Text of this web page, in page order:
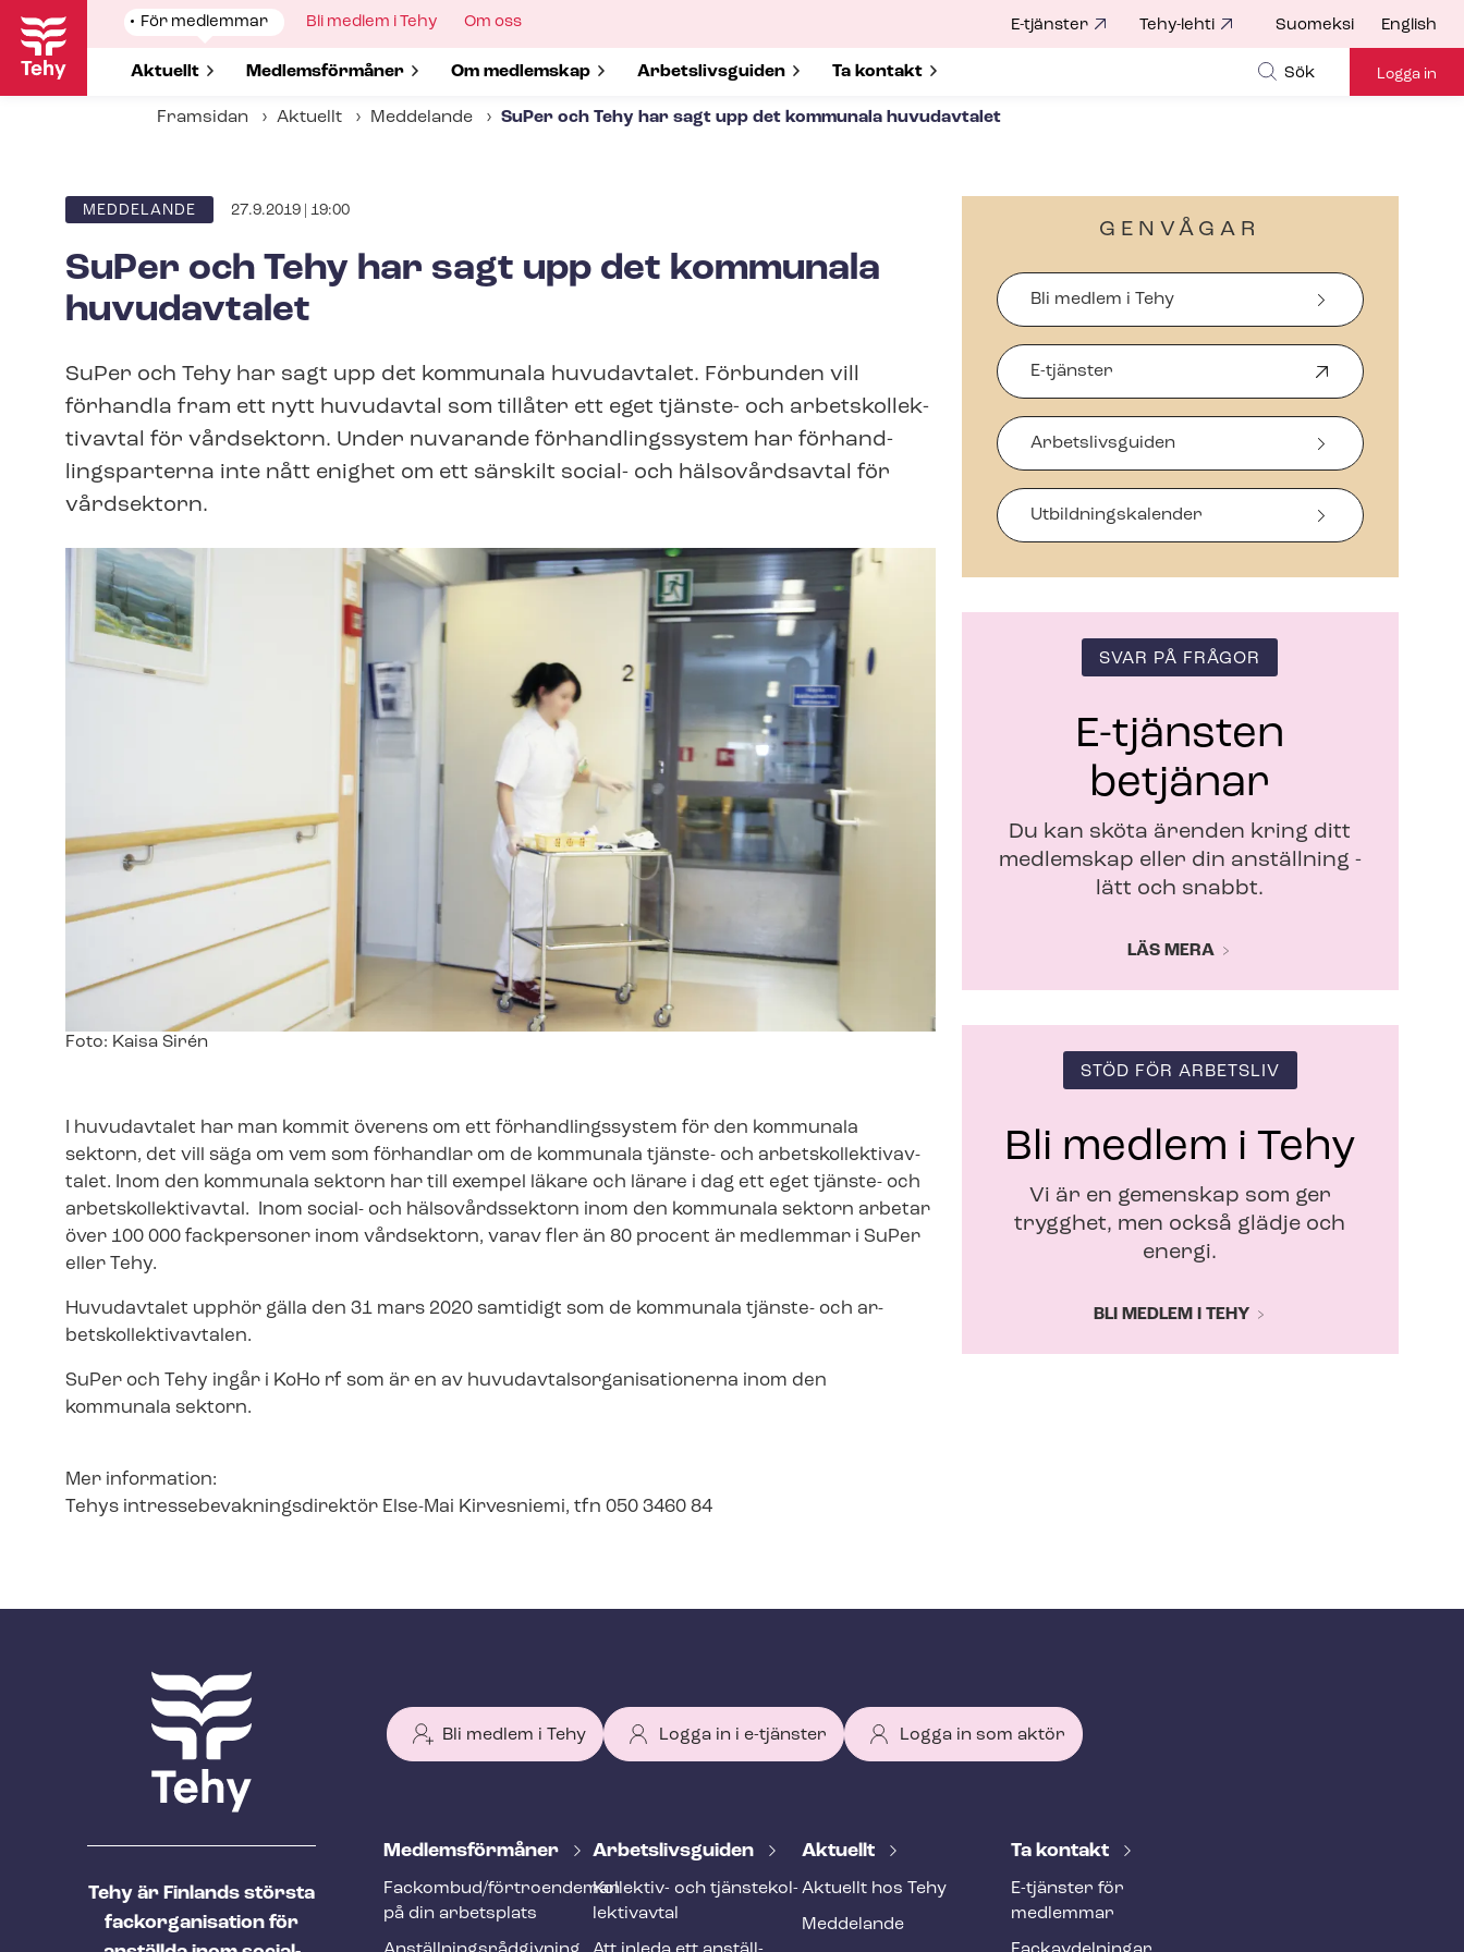
Hoppa
huvudinnehåll
Show
submenu
for
För medlemmar
Show submenu for
Aktuellt Show submenu for
Med­lems­för­må­ner Show submenu for
Om medlemskap Show submenu for
Ar­bets­livs­gui­den Show submenu for
Ta kontakt
Show
for
Bli medlem i Tehy
Show
Om oss E-tjänster Tehy-lehti Suomeksi English
Sök Logga in
Framsidan Aktuellt Meddelande SuPer och Tehy har sagt upp det kommunala huvudavtalet
ARTICLE
MEDDELANDE 27.9.2019 | 19:00
SuPer och Tehy har sagt upp det kommunala
huvudavtalet
SuPer och Tehy har sagt upp det kommunala huvudavtalet. Förbunden vill
förhandla fram ett nytt huvudavtal som tillåter ett eget tjänste- och ar­betskol­lek­
tivav­tal för vårdsektorn. Under nuvarande för­hand­lings­sy­stem har för­hand­
lings­par­ter­na inte nått enighet om ett särskilt social- och hälsovårdsavtal för
vårdsektorn.
Image
Foto: Kaisa Sirén
I huvudavtalet har man kommit överens om ett för­hand­lings­sy­stem för den kommunala
sektorn, det vill säga om vem som förhandlar om de kommunala tjänste- och ar­betskol­lek­tivav­
ta­let. Inom den kommunala sektorn har till exempel läkare och lärare i dag ett eget tjänste- och
ar­betskol­lek­tivav­tal. Inom social- och hälsovårdssektorn inom den kommunala sektorn arbetar
över 100 000 fackpersoner inom vårdsektorn, varav fler än 80 procent är medlemmar i SuPer
eller Tehy.
Huvudavtalet upphör gälla den 31 mars 2020 samtidigt som de kommunala tjänste- och ar­
betskol­lek­tivav­ta­len.
SuPer och Tehy ingår i KoHo rf som är en av hu­vud­av­tals­or­ga­ni­sa­tio­ner­na inom den
kommunala sektorn.
Mer information:
Tehys in­tres­se­be­vak­nings­di­rek­tör Else-Mai Kirvesniemi, tfn 050 3460 84
GENVÅGAR
Bli medlem i Tehy
E-tjänster
Ö
p
n
a
s
i
t
Arbetslivsguiden
Ut­bild­nings­ka­len­der
SVAR PÅ FRÅGOR
E-tjänsten
betjänar
Du kan sköta ärenden kring ditt
medlemskap eller din anställning -
lätt och snabbt.
LÄS MERA
STÖD FÖR ARBETSLIV
Bli medlem i Tehy
Vi är en gemenskap som ger
trygghet, men också glädje och
energi.
BLI MEDLEM I TEHY
Tehy är Finlands största
fackorganisation för
Bli medlem i Tehy Logga in i e-tjänster Logga in som aktör
T
h
y
Med­lems­för­må­ner
Fackombud/förtroendeman
på din arbetsplats
Ar­bets­livs­gui­den
Kollektiv- och tjäns­te­kol­
lek­tivav­tal
Aktuellt
Aktuellt hos Tehy
Meddelande
Ta kontakt
E-tjänster för
medlemmar